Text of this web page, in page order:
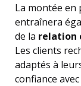
La montée en
entraînera
de la relation
Les clients
adaptés à
confiance